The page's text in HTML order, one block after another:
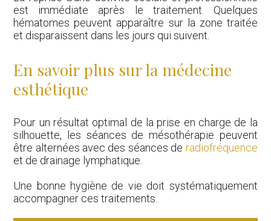
est immédiate après le traitement. Quelques
hématomes peuvent apparaître sur la zone traitée
et disparaissent dans les jours qui suivent.
En savoir plus sur la médecine
esthétique
Pour un résultat optimal de la prise en charge de la
silhouette, les séances de mésothérapie peuvent
être alternées avec des séances de radiofréquence
et de drainage lymphatique.
Une bonne hygiène de vie doit systématiquement
accompagner ces traitements.